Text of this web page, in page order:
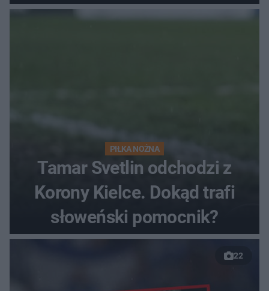
finałów
PIŁKA NOŻNA
Tamar Svetlin odchodzi z
Korony Kielce. Dokąd trafi
słoweński pomocnik?
22